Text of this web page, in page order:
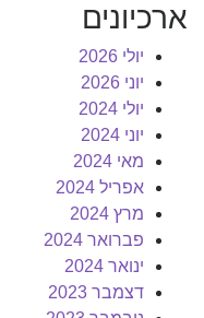
ארכיונים
יולי 2026
יוני 2026
יולי 2024
יוני 2024
מאי 2024
אפריל 2024
מרץ 2024
פברואר 2024
ינואר 2024
דצמבר 2023